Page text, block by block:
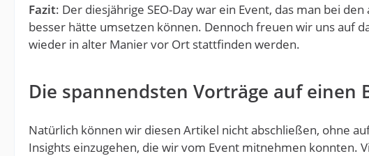
Fazit: Der diesjährige SEO-Day war ein Event, das man bei
besser hätte umsetzen können. Dennoch freuen wir uns auf
wieder in alter Manier vor Ort stattfinden werden.
Die spannendsten Vorträge auf einen
Natürlich können wir diesen Artikel nicht abschließen, ohne
Insights einzugehen, die wir vom Event mitnehmen konnten.